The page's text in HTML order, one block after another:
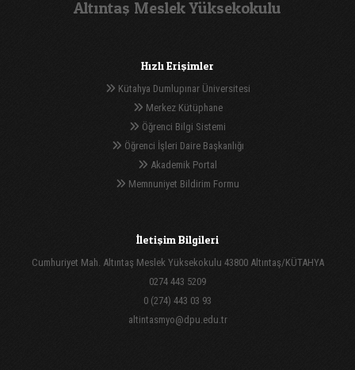
Altıntaş Meslek Yüksekokulu
Hızlı Erişimler
Kütahya Dumlupınar Üniversitesi
Merkez Kütüphane
Öğrenci Bilgi Sistemi
Öğrenci İşleri Daire Başkanlığı
Akademik Portal
Memnuniyet Bildirim Formu
İletişim Bilgileri
Cumhuriyet Mah. Altıntaş Meslek Yüksekokulu 43800 Altıntaş/KÜTAHYA
0274 443 5209
0 (274) 443 03 93
altintasmyo@dpu.edu.tr